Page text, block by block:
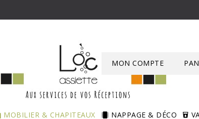
MON COMPTE
MOBILIER & CHAPITEAUX NAPPAGE & DÉCO